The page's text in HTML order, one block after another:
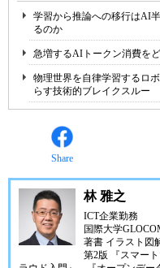
学習から推論への移行はAI
るのか
急増するAIトークン消費を
物理世界を自律学習するロ
らす技術的ブレイクスルー
Share
林 雅之
ICT企業勤務
国際大学
著書 イラスト図
第2版
『スマー